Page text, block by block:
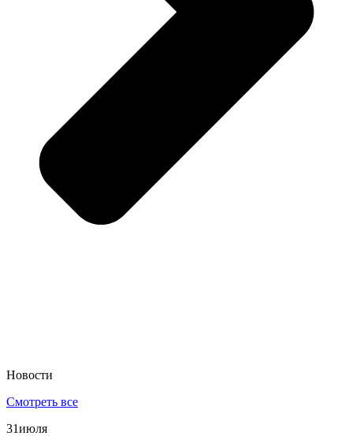
Новости
Смотреть все
31июля